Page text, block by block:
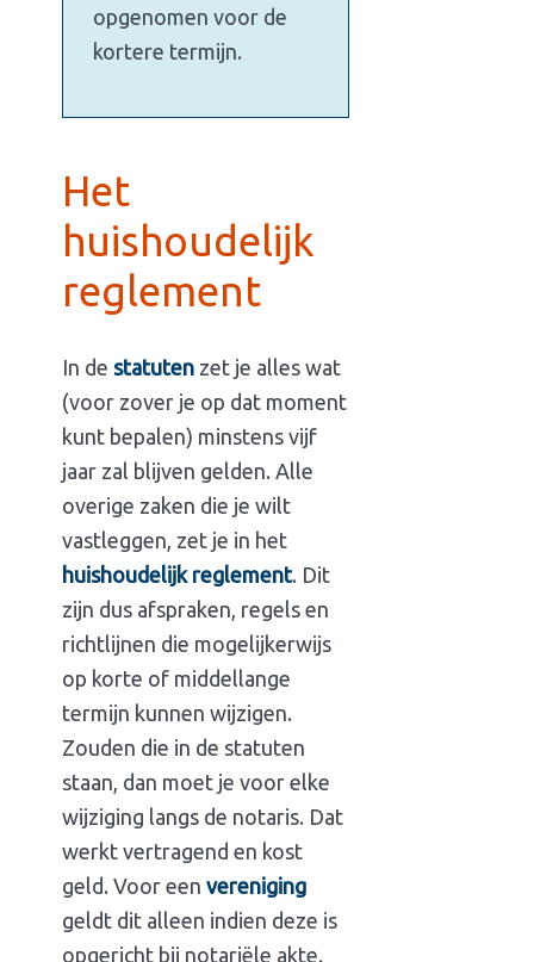
opgenomen voor de
kortere termijn.
Het
huishoudelijk
reglement
In de statuten zet je alles wat
(voor zover je op dat moment
kunt bepalen) minstens vijf
jaar zal blijven gelden. Alle
overige zaken die je wilt
vastleggen, zet je in het
huishoudelijk reglement. Dit
zijn dus afspraken, regels en
richtlijnen die mogelijkerwijs
op korte of middellange
termijn kunnen wijzigen.
Zouden die in de statuten
staan, dan moet je voor elke
wijziging langs de notaris. Dat
werkt vertragend en kost
geld. Voor een vereniging
geldt dit alleen indien deze is
opgericht bij notariële akte.